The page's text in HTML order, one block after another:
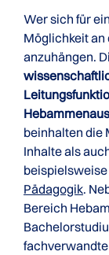
Wer sich für
Möglichkeit an
anzuhängen.
beinhalten die
Inhalte als
Pädagogik.
Bereich